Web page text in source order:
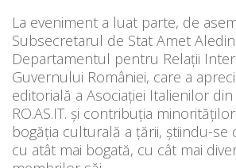
La eveniment a luat parte, de
Subsecretarul de Stat Amet
Departamentul pentru Relații
Guvernului României, care a
editorială a Asociației Italienilor din
RO.AS.IT. și contribuția
bogăția culturală a țării, știindu-se
cu atât mai bogată, cu cât mai